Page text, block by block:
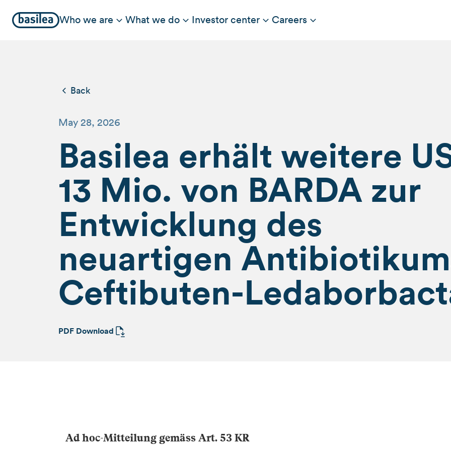
Who we are What we do Investor center Careers
Back
May 28, 2026
Basilea erhält weitere
13 Mio. von BARDA zur
Entwicklung des
neuartigen
Ceftibuten-
PDF Download
Ad hoc-Mitteilung gemäss Art. 53 KR